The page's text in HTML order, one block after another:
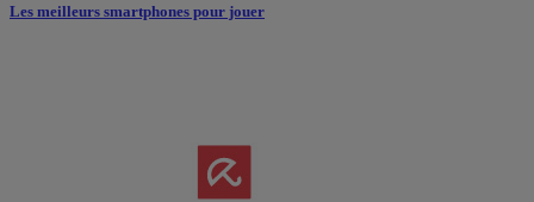
Les meilleurs smartphones pour jouer